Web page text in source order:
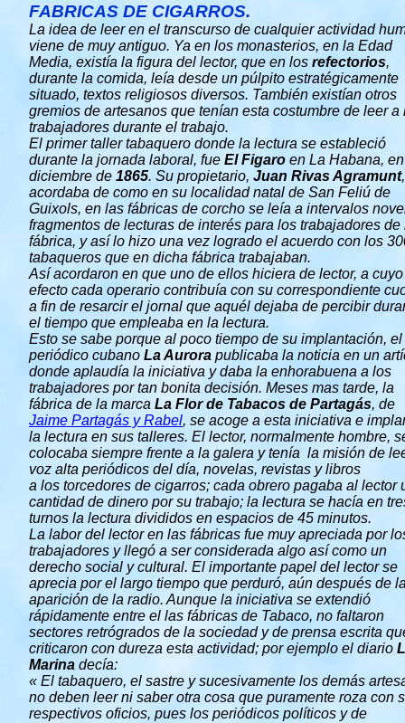
FABRICAS DE CIGARROS.
La idea de leer en el transcurso de cualquier actividad
viene de muy antiguo. Ya en los monasterios, en la Edad
Media, existía la figura del lector, que en los refectorios,
durante la comida, leía desde un púlpito estratégicamente
situado, textos religiosos diversos. También existían otros
gremios de artesanos que tenían esta costumbre de leer a
trabajadores durante el trabajo.
El primer taller tabaquero donde la lectura se estableció
durante la jornada laboral, fue El Figaro en La Habana, en
diciembre de 1865. Su propietario, Juan Rivas Agramunt
acordaba de como en su localidad natal de San Feliú de
Guixols, en las fábricas de corcho se leía a intervalos
fragmentos de lecturas de interés para los trabajadores de
fábrica, y así lo hizo una vez logrado el acuerdo con los
tabaqueros que en dicha fábrica trabajaban.
Así acordaron en que uno de ellos hiciera de lector, a cuyo
efecto cada operario contribuía con su correspondiente
a fin de resarcir el jornal que aquél dejaba de percibir
el tiempo que empleaba en la lectura.
Esto se sabe porque al poco tiempo de su implantación, el
periódico cubano La Aurora publicaba la noticia en un
donde aplaudía la iniciativa y daba la enhorabuena a los
trabajadores por tan bonita decisión. Meses mas tarde, la
fábrica de la marca La Flor de Tabacos de Partagás, de
Jaime Partagás y Rabel, se acoge a esta iniciativa e
la lectura en sus talleres. El lector, normalmente hombre,
colocaba siempre frente a la galera y tenía la misión de
voz alta periódicos del día, novelas, revistas y libros
a los torcedores de cigarros; cada obrero pagaba al lector
cantidad de dinero por su trabajo; la lectura se hacía en
turnos la lectura divididos en espacios de 45 minutos.
La labor del lector en las fábricas fue muy apreciada por
trabajadores y llegó a ser considerada algo así como un
derecho social y cultural. El importante papel del lector se
aprecia por el largo tiempo que perduró, aún después de
aparición de la radio. Aunque la iniciativa se extendió
rápidamente entre el las fábricas de Tabaco, no faltaron
sectores retrógrados de la sociedad y de prensa escrita
criticaron con dureza esta actividad; por ejemplo el diario
Marina decía:
« El tabaquero, el sastre y sucesivamente los demás
no deben leer ni saber otra cosa que puramente roza con
respectivos oficios, pues los periódicos políticos y de